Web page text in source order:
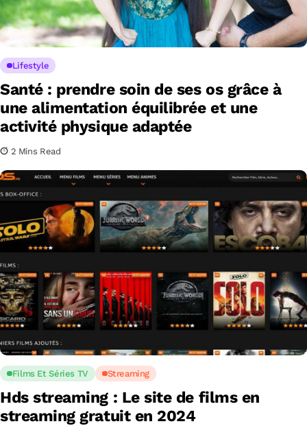
Lifestyle
Santé : prendre soin de ses os grâce à
une alimentation équilibrée et une
activité physique adaptée
2 Mins Read
Films Et Séries TV Streaming
Hds streaming : Le site de films en
streaming gratuit en 2024